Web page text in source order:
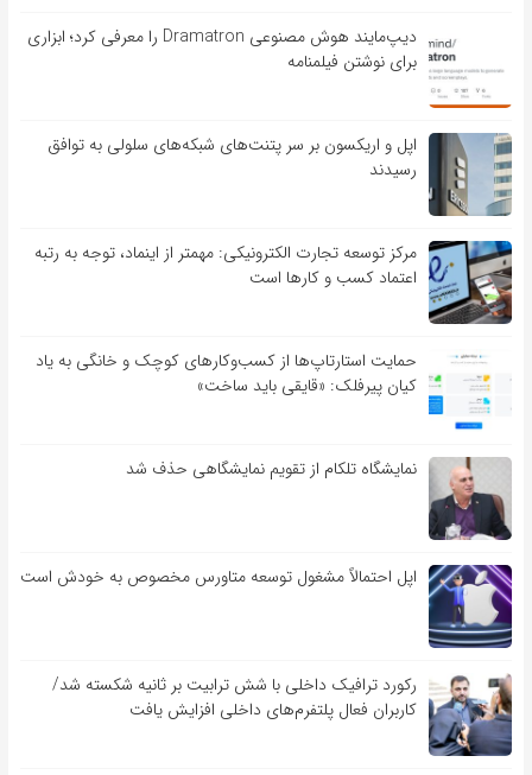
دیپ‌مایند هوش مصنوعی Dramatron را معرفی کرد؛ ابزاری
برای نوشتن فیلمنامه
اپل و اریکسون بر سر پتنت‌های شبکه‌های سلولی به توافق
رسیدند
مرکز توسعه تجارت الکترونیکی: مهمتر از اینماد، توجه به رتبه
اعتماد کسب و کارها است
حمایت استارتاپ‌ها از کسب‌وکارهای کوچک و خانگی به یاد
کیان پیرفلک: «قایقی باید ساخت»
نمایشگاه تلکام از تقویم نمایشگاهی حذف شد
اپل احتمالاً مشغول توسعه متاورس مخصوص به خودش است
رکورد ترافیک داخلی با شش ترابیت بر ثانیه شکسته شد/
کاربران فعال پلتفرم‌های داخلی افزایش یافت